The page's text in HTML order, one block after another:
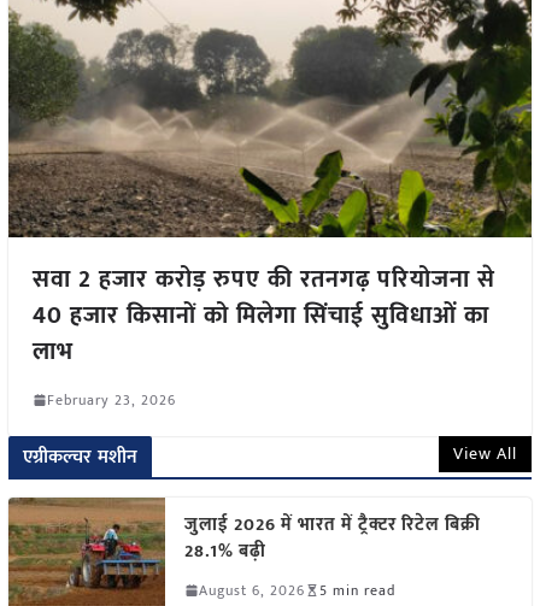
सवा 2 हजार करोड़ रुपए की रतनगढ़ परियोजना से
40 हजार किसानों को मिलेगा सिंचाई सुविधाओं का
लाभ
February 23, 2026
एग्रीकल्चर मशीन View All
जुलाई 2026 में भारत में ट्रैक्टर रिटेल बिक्री
28.1% बढ़ी
August 6, 2026 5 min read